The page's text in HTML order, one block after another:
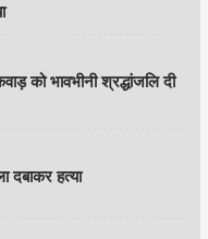
को भावभीनी श्रद्धांजलि दी
दबाकर हत्या